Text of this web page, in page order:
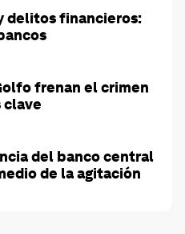
delitos financieros:
frenan el crimen
clave
del banco central
de la agitación